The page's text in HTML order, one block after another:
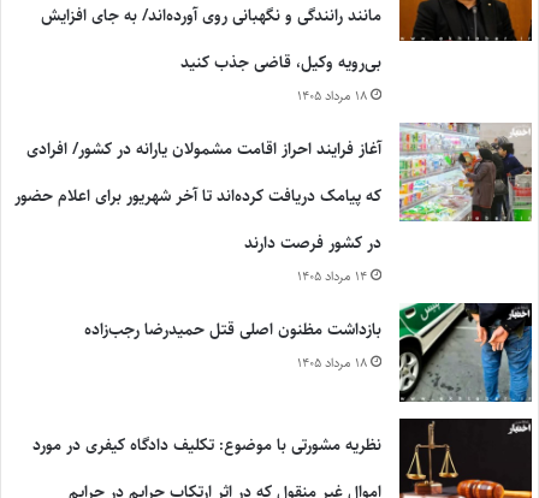
مانند رانندگی و نگهبانی روی آورده‌اند/ به جای افزایش
بی‌رویه وکیل، قاضی جذب کنید
۱۸ مرداد ۱۴۰۵
آغاز فرایند احراز اقامت مشمولان یارانه در کشور/ افرادی
که پیامک دریافت کرده‌اند تا آخر شهریور برای اعلام حضور
در کشور فرصت دارند
۱۴ مرداد ۱۴۰۵
بازداشت مظنون اصلی قتل حمیدرضا رجب‌زاده
۱۸ مرداد ۱۴۰۵
نظریه مشورتی با موضوع: تکلیف دادگاه کیفری در مورد
اموال غیر منقول که در اثر ارتکاب جرایم در جرایم